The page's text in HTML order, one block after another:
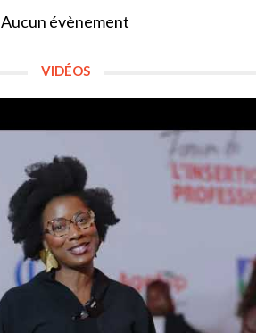
Aucun évènement
VIDÉOS